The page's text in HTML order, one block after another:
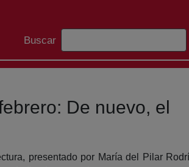
Barra de cerca
Buscar
De nuevo, el
presentado por María del Pilar